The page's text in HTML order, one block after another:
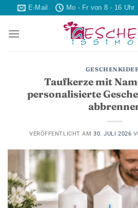
to
content
E-Mail Mo - Fr von 8 - 16 Uhr
Taufkerze mit
personalisierte
VERÖFFENTLICHT AM30. JULI 2026